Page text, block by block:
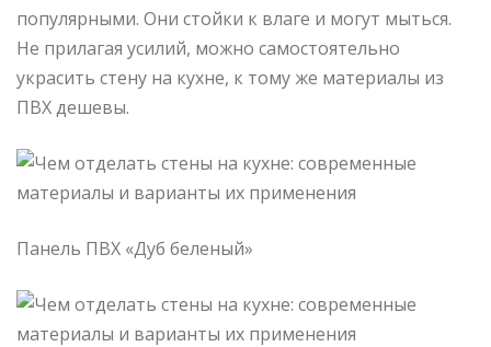
популярными. Они стойки к влаге и могут мыться.
Не прилагая усилий, можно самостоятельно
украсить стену на кухне, к тому же материалы из
ПВХ дешевы.
Панель ПВХ «Дуб беленый»